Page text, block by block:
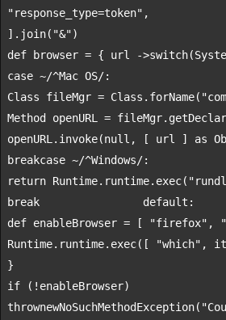
"response_type=token" ,
]. join( "&"
def browser = { url ->switch
case ~/^Mac OS/:
Class fileMgr = Class.forName(
Method openURL =
openURL.invoke(null , [ url ] as
breakcase
return Runtime.runtime.exec(
break
                default
def enableBrowser = [ "firefox" ,
Runtime.runtime.exec([
"which" ,
if
thrownewNoSuchMethodException(